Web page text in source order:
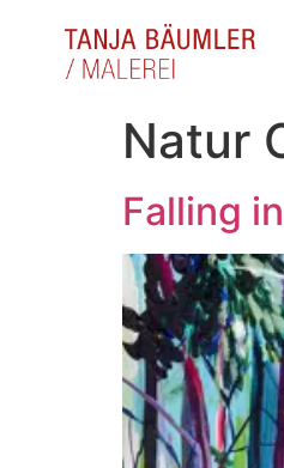
Natur
Falling